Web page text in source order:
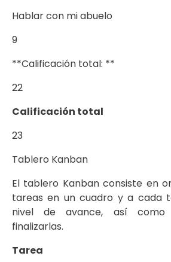
Hablar con mi abuelo
9
**Calificación total: **
22
Calificación total
23
Tablero Kanban
El tablero Kanban consiste en
tareas en un cuadro y a cada
nivel de avance, así como
finalizarlas.
Tarea